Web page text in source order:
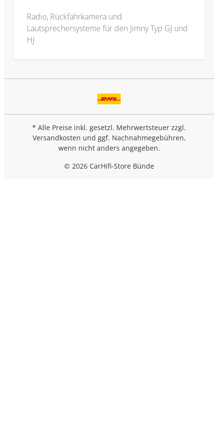
Radio, Rückfahrkamera und
Lautsprechersysteme für den Jimny Typ GJ und
HJ
* Alle Preise inkl. gesetzl. Mehrwertsteuer zzgl.
Versandkosten und ggf. Nachnahmegebühren,
wenn nicht anders angegeben.
© 2026 CarHifi-Store Bünde